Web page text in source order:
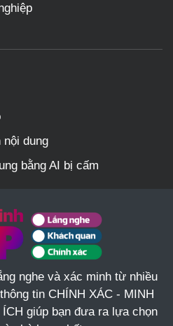
nội dung
bằng AI bị cấm
nghe và xác minh từ nhiều
tin CHÍNH XÁC - MINH
giúp bạn đưa ra lựa chọn